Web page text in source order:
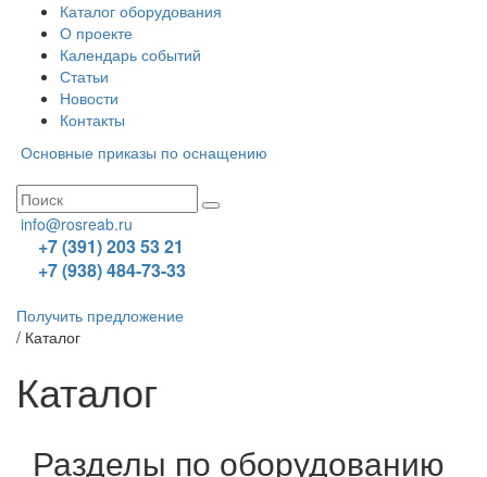
Каталог оборудования
О проекте
Календарь событий
Статьи
Новости
Контакты
Основные приказы по оснащению
info@rosreab.ru
+7 (391) 203 53 21
+7 (938) 484-73-33
Получить предложение
/ Каталог
Каталог
Разделы по оборудованию